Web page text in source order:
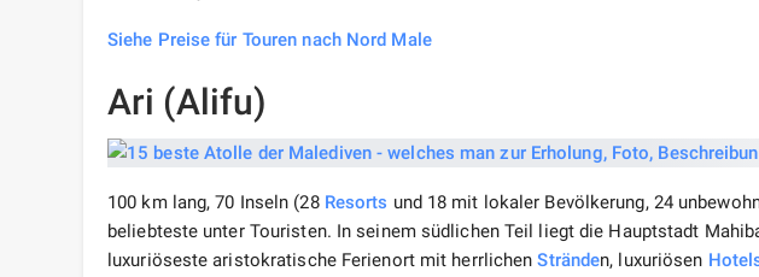
Siehe Preise für Touren nach Nord Male
Ari (Alifu)
100 km lang, 70 Inseln (28 Resorts und 18 mit lokaler Bevölkerung, 24
beliebteste unter Touristen. In seinem südlichen Teil liegt die Hauptstadt
luxuriöseste aristokratische Ferienort mit herrlichenStränden, luxuriösen